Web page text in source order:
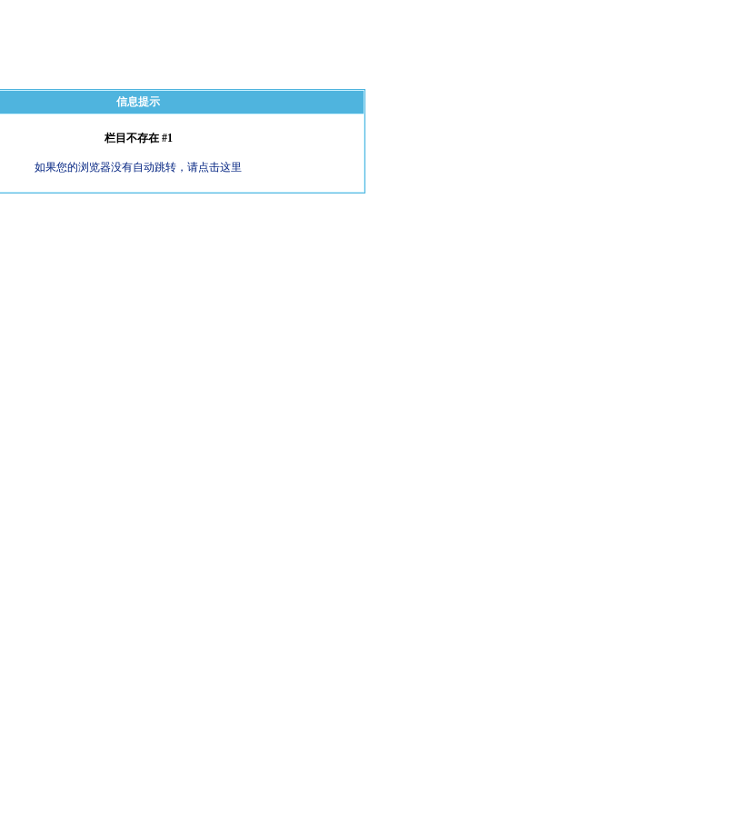
信息提示
栏目不存在 #1
如果您的浏览器没有自动跳转，请点击这里